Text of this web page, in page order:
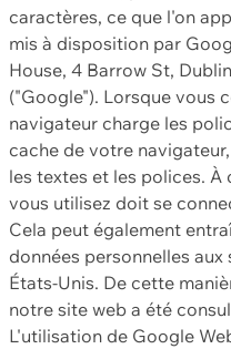
caractères, ce que l'on
mis à disposition par
House, 4 Barrow St,
("Google"). Lorsque vous
navigateur charge les
cache de votre
les textes et les polices.
vous utilisez doit se
Cela peut également
données personnelles
États-Unis. De cette
notre site web a été
L'utilisation de Google